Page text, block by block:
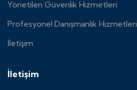
Yönetilen Güvenlik Hizmetleri
Profesyonel Danışmanlık Hizmetleri
İletişim
İletişim